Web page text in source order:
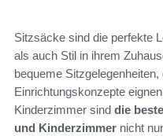
Sitzsäcke sind die perfekte
als auch Stil in ihrem
bequeme
Einrichtungskonzepte
Kinderzimmer sind die
und Kinderzimmer nicht